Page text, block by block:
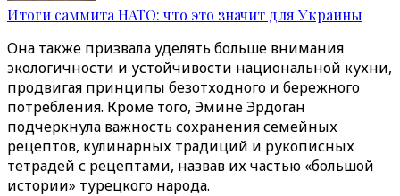
Итоги саммита НАТО: что это значит для Украины
Она также призвала уделять больше внимания
экологичности и устойчивости национальной кухни,
продвигая принципы безотходного и бережного
потребления. Кроме того, Эмине Эрдоган
подчеркнула важность сохранения семейных
рецептов, кулинарных традиций и рукописных
тетрадей с рецептами, назвав их частью «большой
истории» турецкого народа.